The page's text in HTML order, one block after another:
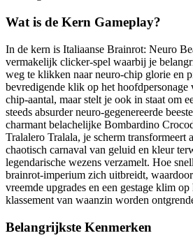
Wat is de Kern Gameplay?
In de kern is Italiaanse Brainrot: Neuro
vermakelijk clicker-spel waarbij je
weg te klikken naar neuro-chip glorie en
bevredigende klik op het hoofdpersonage
chip-aantal, maar stelt je ook in staat om
steeds absurder neuro-gegenereerde
charmant belachelijke Bombardino
Tralalero Tralala, je scherm transformeert
chaotisch carnaval van geluid en kleur
legendarische wezens verzamelt. Hoe
brainrot-imperium zich uitbreidt,
vreemde upgrades en een gestage klim
klassement van waanzin worden
Belangrijkste Kenmerken